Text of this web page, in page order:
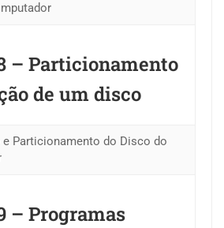
– Particionamento
de um disco
e Particionamento do Disco do
– Programas